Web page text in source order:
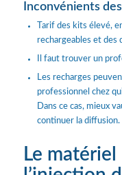
Inconvénients
Tarif des kits élevé,
rechargeables et des
Il faut trouver un
Les recharges
professionnel chez
Dans ce cas, mieux
continuer la diffusion.
Le